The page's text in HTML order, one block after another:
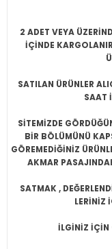
2 ADET VEYA
İÇİNDE
SATILAN ÜRÜNLER
SAAT
SİTEMİZDE
BİR BÖLÜMÜNÜ
GÖREMEDİĞİNİZ
AKMAR
SATMAK ,
LERİNİZ
İLGİNİZ İÇİN